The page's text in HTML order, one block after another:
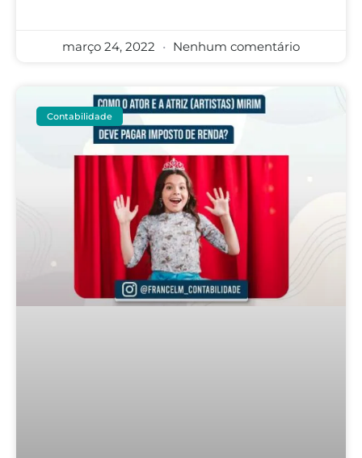
março 24, 2022 Nenhum comentário
Contabilidade